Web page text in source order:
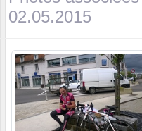
02.05.2015